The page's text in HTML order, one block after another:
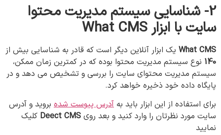
2- شناسایی سیستم مدیریت محتوا
سایت با ابزار
What CMS یک ابزار آنلاین دیگر است که قادر به شناسایی بیش از
140 نوع سیستم مدیریت محتوا بوده که در کمترین زمان ممکن،
سیستم مدیریت محتوای سایت را بررسی و تشخیص می دهد و در
پایگاه داده خود ذخیره خواهد کرد.
برای استفاده از این ابزار باید به آدرس پیوست شده بروید و آدرس
سایت مورد نظرتان را وارد کنید و بعد روی Deect CMS کلیک
نمایید